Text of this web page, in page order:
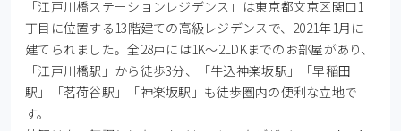
「江戸川橋ステーションレジデンス」は東京都文京区関口1
丁目に位置する13階建ての高級レジデンスで、2021年1月に
建てられました。全28戸には1K～2LDKまでのお部屋があり、
「江戸川橋駅」から徒歩3分、「牛込神楽坂駅」「早稲田
駅」「茗荷谷駅」「神楽坂駅」も徒歩圏内の便利な立地で
す。